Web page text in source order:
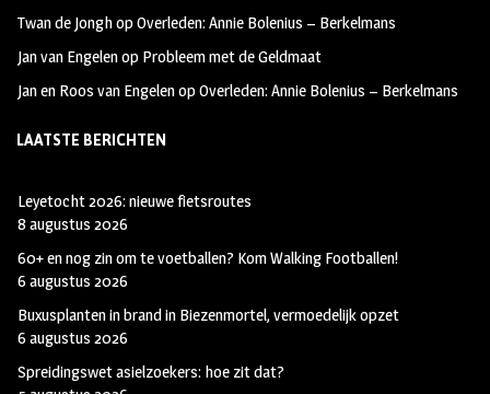
Twan de JonghopOverleden: Annie Bolenius – Berkelmans
Jan van Engelenop Probleem met de Geldmaat
Jan en Roos van EngelenopOverleden: Annie Bolenius – Berkelmans
LAATSTE BERICHTEN
Leyetocht 2026: nieuwe fietsroutes
8 augustus 2026
60+ en nog zin om te voetballen? Kom Walking Footballen!
6 augustus 2026
Buxusplanten in brand in Biezenmortel, vermoedelijk opzet
6 augustus 2026
Spreidingswet asielzoekers: hoe zit dat?